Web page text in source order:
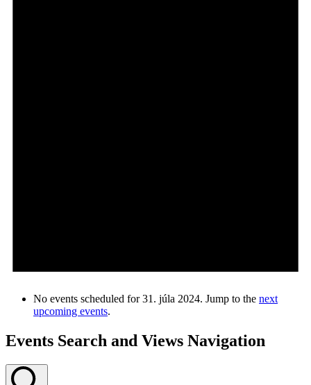
No events scheduled for 31. júla 2024. Jump to the next
upcoming events.
Events Search and Views Navigation